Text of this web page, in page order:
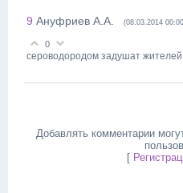
9 Ануфриев А.А. (08.03.2014
0
сероводородом задушат
Добавлять комментарии
[